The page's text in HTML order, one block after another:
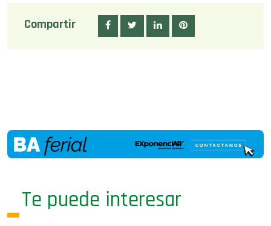
Compartir
Te puede interesar